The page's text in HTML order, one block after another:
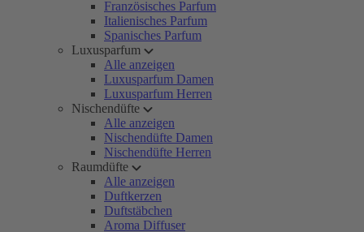
Französisches Parfum
Italienisches Parfum
Spanisches Parfum
Luxusparfum
Alle anzeigen
Luxusparfum Damen
Luxusparfum Herren
Nischendüfte
Alle anzeigen
Nischendüfte Damen
Nischendüfte Herren
Raumdüfte
Alle anzeigen
Duftkerzen
Duftstäbchen
Aroma Diffuser